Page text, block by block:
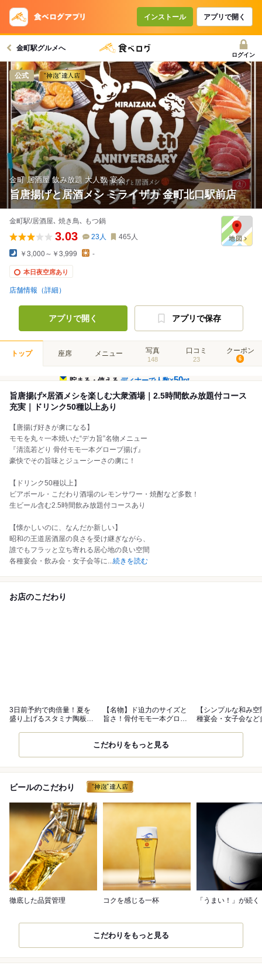
インストール アプリで開く
金町駅グルメへ
ログイン
公式
金町 居酒屋 飲み放題 大人数 宴会
旨唐揚げと居酒メシ ミライザカ 金町北口駅前店
金町駅/居酒屋､ 焼き鳥､ もつ鍋
3.03 23人 465 人
￥3,000～￥3,999 -
本日夜空席あり
店舗情報（詳細）
アプリで開く アプリで保存
トップ 座席 メニュー 写真
148
口コミ
23
クーポン
6
貯まる・使えるディナーで人数×50pt
旨唐揚げ×居酒メシを楽しむ大衆酒場｜2.5時間飲み放題付コース
充実｜ドリンク50種以上あり
【唐揚げ好きが虜になる】
モモを丸々一本焼いた“デカ旨”名物メニュー
『清流若どり 骨付モモ一本グローブ揚げ』
豪快でその旨味とジューシーさの虜に！
【ドリンク50種以上】
ビアボール・こだわり酒場のレモンサワー・焼酎など多数！
生ビール含む2.5時間飲み放題付コースあり
【懐かしいのに、なんだか新しい】
昭和の王道居酒屋の良さを受け継ぎながら、
誰でもフラッと立ち寄れる居心地の良い空間
各種宴会・飲み会・女子会等に...続きを読む
お店のこだわり
3日前予約で肉倍量！夏を
盛り上げるスタミナ陶板焼
【名物】ド迫力のサイズと
旨さ！骨付モモ一本グロー
【シンプルな和み
種宴会・女子会など
こだわりをもっと見る
ビールのこだわり
徹底した品質管理 コクを感じる一杯 「うまい！」が続く
こだわりをもっと見る
コースで使えるクーポン
戻る
クーポンを利用せず予約する